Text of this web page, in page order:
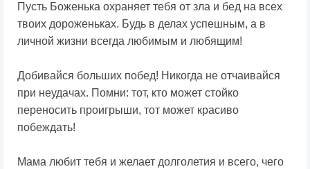
Пусть Боженька охраняет тебя от зла и бед на всех
твоих дороженьках. Будь в делах успешным, а в
личной жизни всегда любимым и любящим!
Добивайся больших побед! Никогда не отчаивайся
при неудачах. Помни: тот, кто может стойко
переносить проигрыши, тот может красиво
побеждать!
Мама любит тебя и желает долголетия и всего, чего